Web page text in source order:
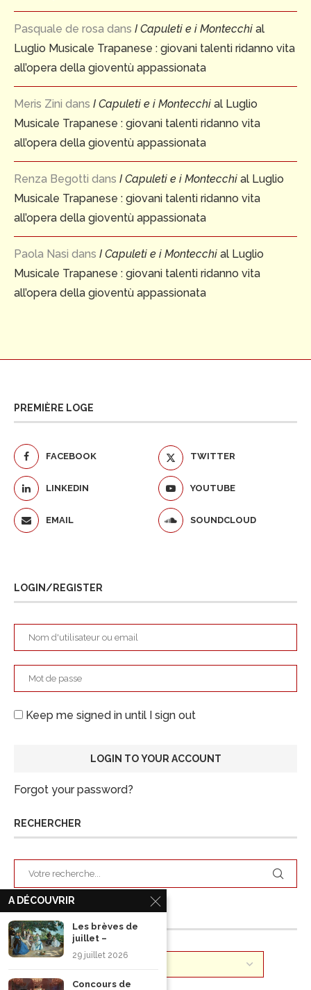
Pasquale de rosa dans I Capuleti e i Montecchi al
Luglio Musicale Trapanese : giovani talenti ridanno vita
all’opera della gioventù appassionata
Meris Zini dans I Capuleti e i Montecchi al Luglio
Musicale Trapanese : giovani talenti ridanno vita
all’opera della gioventù appassionata
Renza Begotti dans I Capuleti e i Montecchi al Luglio
Musicale Trapanese : giovani talenti ridanno vita
all’opera della gioventù appassionata
Paola Nasi dans I Capuleti e i Montecchi al Luglio
Musicale Trapanese : giovani talenti ridanno vita
all’opera della gioventù appassionata
PREMIÈRE LOGE
FACEBOOK TWITTER
LINKEDIN YOUTUBE
EMAIL SOUNDCLOUD
LOGIN/REGISTER
Keep me signed in until I sign out
Forgot your password?
RECHERCHER
ARCHIVES
A DÉCOUVRIR
Les brèves de
juillet –
29 juillet 2026
Concours de